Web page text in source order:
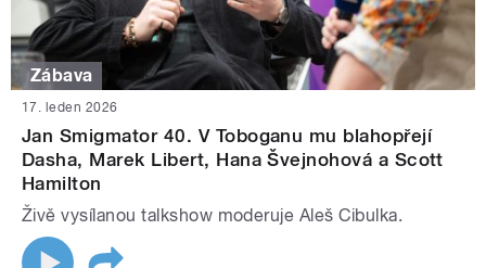
Zábava
17. leden 2026
Jan Smigmator 40. V Toboganu mu blahopřejí
Dasha, Marek Libert, Hana Švejnohová a Scott
Hamilton
Živě vysílanou talkshow moderuje Aleš Cibulka.